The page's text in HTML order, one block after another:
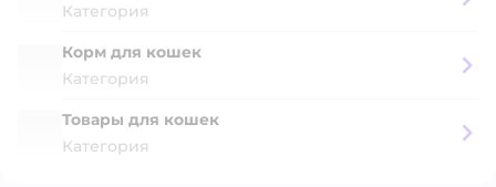
Категория
Корм для кошек
Категория
Товары для кошек
Категория